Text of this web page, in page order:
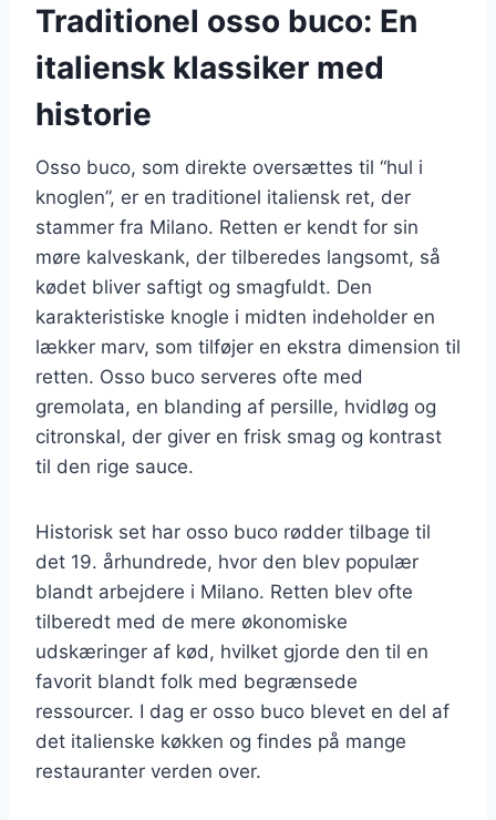
Traditionel osso buco: En
italiensk klassiker med
historie
Osso buco, som direkte oversættes til “hul i
knoglen”, er en traditionel italiensk ret, der
stammer fra Milano. Retten er kendt for sin
møre kalveskank, der tilberedes langsomt, så
kødet bliver saftigt og smagfuldt. Den
karakteristiske knogle i midten indeholder en
lækker marv, som tilføjer en ekstra dimension til
retten. Osso buco serveres ofte med
gremolata, en blanding af persille, hvidløg og
citronskal, der giver en frisk smag og kontrast
til den rige sauce.
Historisk set har osso buco rødder tilbage til
det 19. århundrede, hvor den blev populær
blandt arbejdere i Milano. Retten blev ofte
tilberedt med de mere økonomiske
udskæringer af kød, hvilket gjorde den til en
favorit blandt folk med begrænsede
ressourcer. I dag er osso buco blevet en del af
det italienske køkken og findes på mange
restauranter verden over.